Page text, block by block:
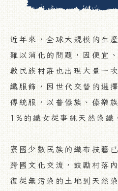
近年來，全球大規模的生
難以消化的問題，因便宜
數民族村莊也出現大量一
纖服飾，因世代交替的選
傳統服，以普傣族、傣樂
1%的織女從事純天然染織
寮國少數民族的織布技藝
跨國文化交流，鼓勵村落
復從無污染的土地到天然